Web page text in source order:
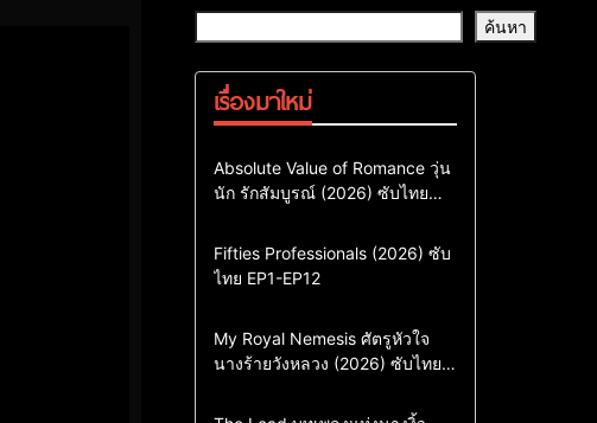
ค้นหา
เรื่องมาใหม่
Comedy Drama
ซีรี่ย์เกาหลี
ซีรี่ย์เกาหลีซับไทย
Absolute Value of Romance วุ่น
นัก รักสัมบูรณ์ (2026) ซับไทย
Action & Adventure
Comedy
Drama
ซีรี่ย์เกาหลี
Fifties Professionals (2026) ซับ
ไทย EP1-EP12
Comedy
Drama
Sci-Fi & Fantasy
ซีรี่ย์เกาหลี
My Royal Nemesis ศัตรูหัวใจ
นางร้ายวังหลวง (2026) ซับไทย